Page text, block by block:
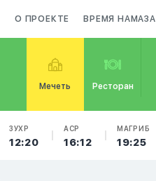
О ПРОЕКТЕ ВРЕМЯ НАМАЗА
Мечеть Ресторан
ЗУХР
12:20
АСР
16:12
МАГРИБ
19:25